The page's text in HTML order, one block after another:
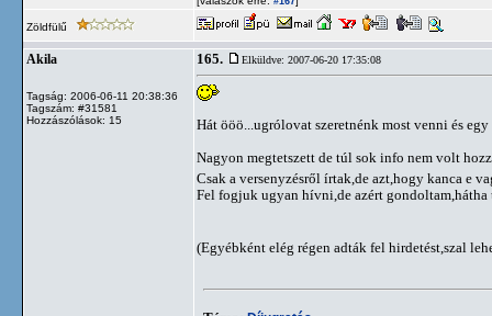
Zöldfülű
Akila
Tagság: 2006-06-11 20:38:36
Tagszám: #31581
Hozzászólások: 15
165. Elküldve: 2007-06-20 17:35:08
Hát ööö...ugrólovat szeretnénk most venni és
Nagyon megtetszett de túl sok info nem volt
Csak a versenyzésről írtak,de azt,hogy kanca e
Fel fogjuk ugyan hívni,de azért
(Egyébként elég régen adták fel hirdetést,szal